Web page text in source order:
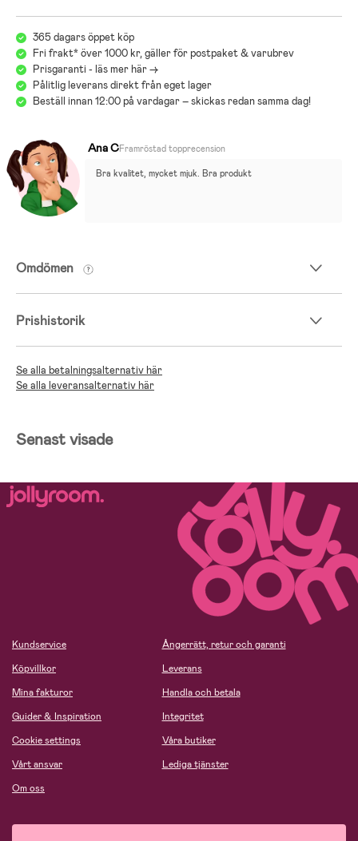
365 dagars öppet köp
Fri frakt* över 1000 kr, gäller för postpaket & varubrev
Prisgaranti - läs mer här ->
Pålitlig leverans direkt från eget lager
Beställ innan 12:00 på vardagar – skickas redan samma dag!
Ana CFramröstad topprecension
Bra kvalitet, mycket mjuk. Bra produkt
Omdömen
Prishistorik
Se alla betalningsalternativ här
Se alla leveransalternativ här
Senast visade
Kundservice
Köpvillkor
Mina fakturor
Guider & Inspiration
Cookie settings
Vårt ansvar
Om oss
Ångerrätt, retur och garanti
Leverans
Handla och betala
Integritet
Våra butiker
Lediga tjänster